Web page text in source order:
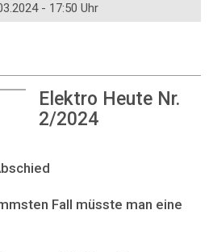
- 17:50 Uhr
Elektro Heute Nr.
2/2024
Fall müsste man eine